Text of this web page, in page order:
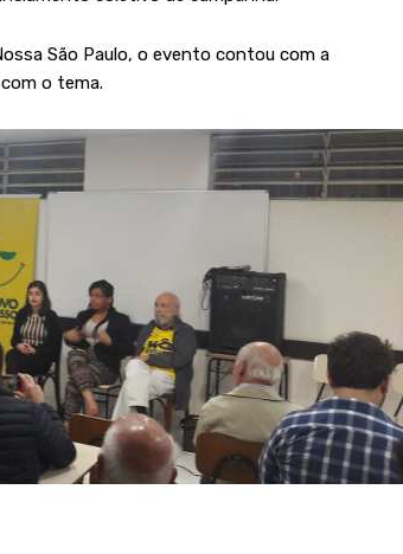
São Paulo, o evento contou com a
o tema.